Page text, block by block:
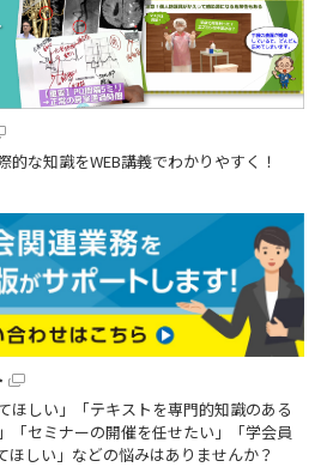
な知識をWEB講義でわかりやすく！
ほしい」「テキストを専門的知識のある
「セミナーの開催を任せたい」「学会員
ほしい」などの悩みはありませんか？